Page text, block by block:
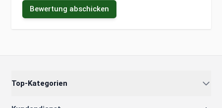
Bewertung abschicken
Top-Kategorien